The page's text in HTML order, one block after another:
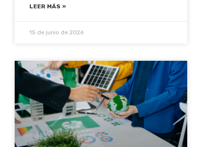
LEER MÁS »
15 de junio de 2026